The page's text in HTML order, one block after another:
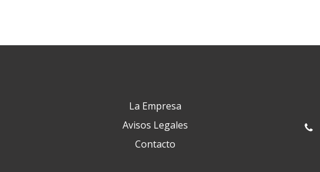
La Empresa
Avisos Legales
Contacto